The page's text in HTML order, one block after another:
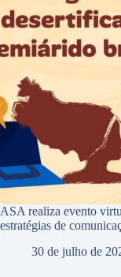
ASA realiza evento
estratégias de
30 de julho de